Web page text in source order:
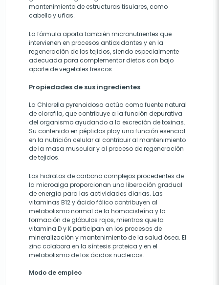
mantenimiento de estructuras tisulares, como
cabello y uñas.
La fórmula aporta también micronutrientes que
intervienen en procesos antioxidantes y en la
regeneración de los tejidos, siendo especialmente
adecuada para complementar dietas con bajo
aporte de vegetales frescos.
Propiedades de sus ingredientes
La Chlorella pyrenoidosa actúa como fuente natural
de clorofila, que contribuye a la función depurativa
del organismo ayudando a la excreción de toxinas.
Su contenido en péptidos play una función esencial
en la nutrición celular al contribuir al mantenimiento
de la masa muscular y al proceso de regeneración
de tejidos.
Los hidratos de carbono complejos procedentes de
la microalga proporcionan una liberación gradual
de energía para las actividades diarias. Las
vitaminas B12 y ácido fólico contribuyen al
metabolismo normal de la homocisteína y la
formación de glóbulos rojos, mientras que la
vitamina D y K participan en los procesos de
mineralización y mantenimiento de la salud ósea. El
zinc colabora en la síntesis proteica y en el
metabolismo de los ácidos nucleicos.
Modo de empleo